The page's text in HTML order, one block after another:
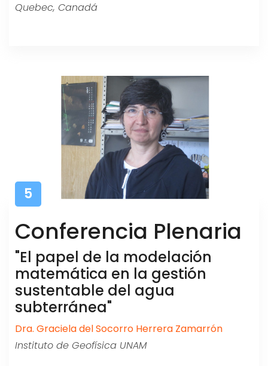
Quebec, Canadá
5
Conferencia Plenaria
"El papel de la modelación
matemática en la gestión
sustentable del agua
subterránea"
Dra. Graciela del Socorro Herrera Zamarrón
Instituto de Geofísica UNAM